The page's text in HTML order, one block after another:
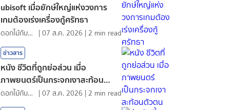
ubisoft เมื่อยักษ์ใหญ่แห่งวงการ
เกมต้องเร่งเครื่องกู้ศรัทธา
ดอกไม้กับสายน้ำ |07 ส.ค. 2026 | 2 min read
ข่าวสาร
หนัง ชีวิตที่ถูกย่อส่วน เมื่อ
ภาพยนตร์เป็นกระจกเงาสะท้อนตัว
ตน
ดอกไม้กับสายน้ำ |07 ส.ค. 2026 | 2 min read